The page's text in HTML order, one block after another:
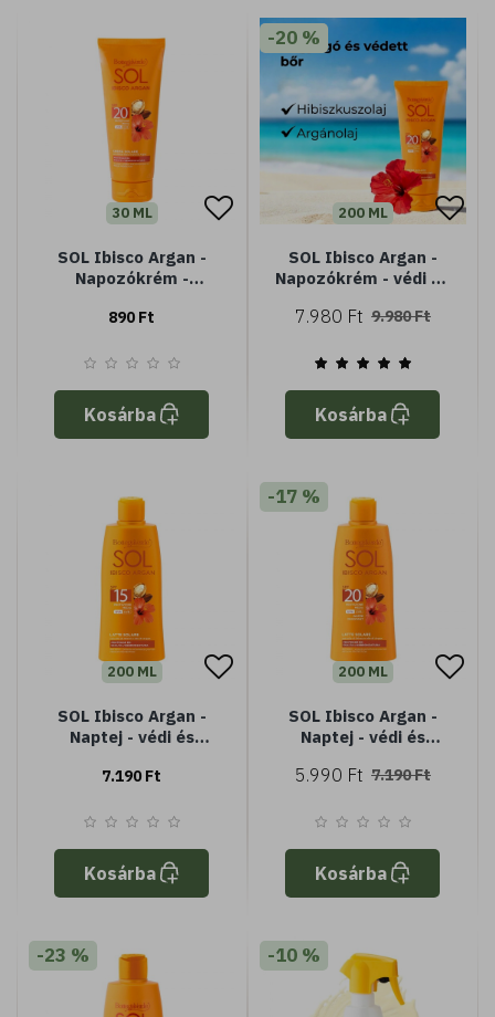
30 ML
SOL Ibisco Argan -
Napozókrém -
Argán olajjal - SPF20
Minisize)
890 Ft
Kosárba
-20 %
200 ML
SOL Ibisco Argan -
Napozókrém - védi és
- Hibiszkusz olajjal és
közepes védelem
7.980 Ft 9.980 Ft
Kosárba
200 ML
SOL Ibisco Argan -
Naptej - védi és
- Hibiszkuszolajjal és
közepes védelem
7.190 Ft
Kosárba
-17 %
200 ML
SOL Ibisco Argan -
Naptej - védi és
- Hibiszkuszolajjal és
közepes védelem -
5.990 Ft 7.190 Ft
Kosárba
-23 % -10 %